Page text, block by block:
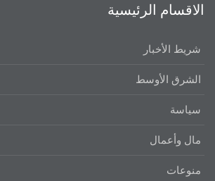
الاقسام الرئيسية
شريط الأخبار
الشرق الأوسط
سياسة
مال وأعمال
منوعات